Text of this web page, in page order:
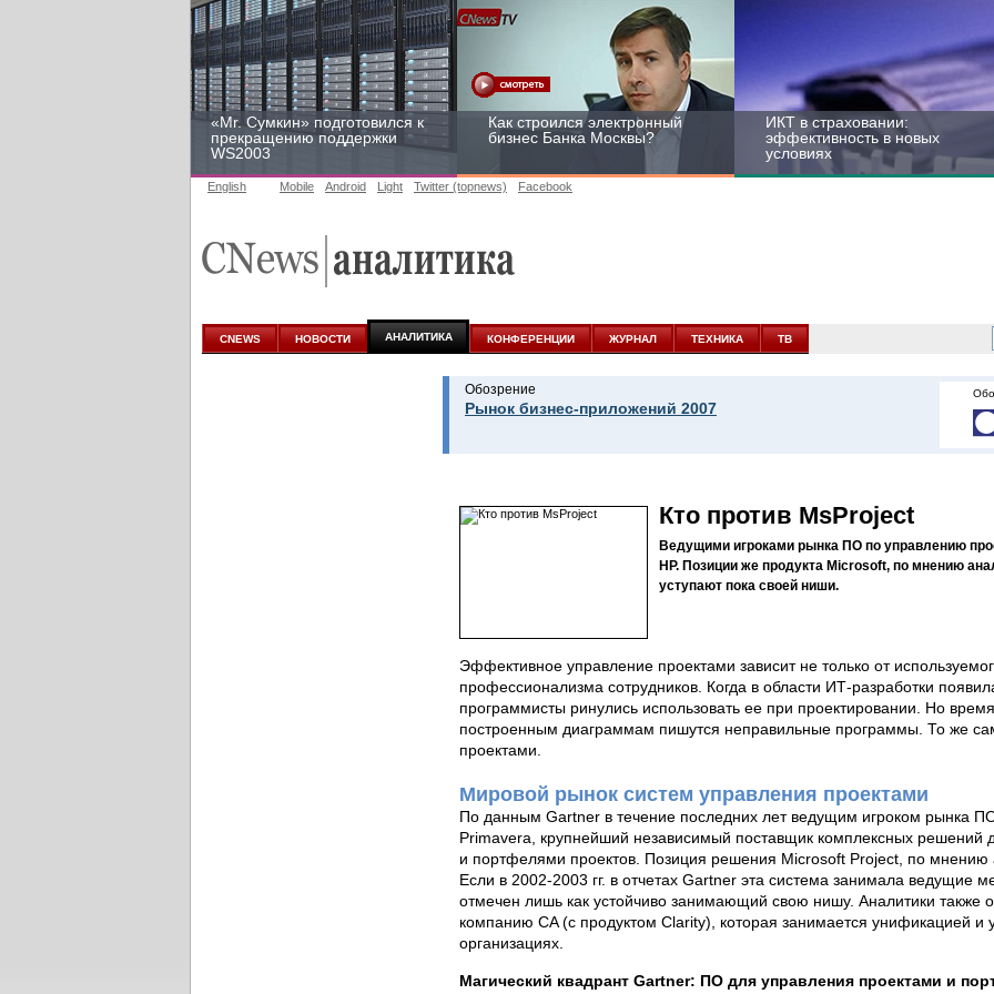
«Mr. Сумкин» подготовился к
прекращению поддержки
WS2003
Как строился электронный
бизнес Банка Москвы?
ИКТ в страховании:
эффективность в новых
условиях
к аналитике
участвовать
госструктур: развитие в
новых условиях
English Mobile Android Light Twitter (topnews) Facebook
CNEWS НОВОСТИ АНАЛИТИКА КОНФЕРЕНЦИИ ЖУРНАЛ ТЕХНИКА ТВ
Обозрение
Рынок бизнес-приложений 2007
Кто против MsProject
Ведущими игроками рынка ПО по управлению
НР. Позиции же продукта Microsoft, по мнению
уступают пока своей ниши.
Эффективное управление проектами зависит не только от
профессионализма сотрудников. Когда в области ИТ-разработки
программисты ринулись использовать ее при проектировании. Но
построенным диаграммам пишутся неправильные программы. То же
проектами.
Мировой рынок систем управления проектами
По данным Gartner в течение последних лет ведущим игроком рынка
Primavera, крупнейший независимый поставщик комплексных решений
и портфелями проектов. Позиция решения Microsoft Project, по мнению
Если в 2002-2003 гг. в отчетах Gartner эта система занимала ведущие
отмечен лишь как устойчиво занимающий свою нишу. Аналитики также
компанию CA (с продуктом Clarity), которая занимается унификацией
организациях.
Магический квадрант Gartner: ПО для управления проектами и